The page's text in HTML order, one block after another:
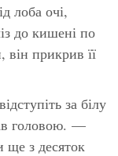
лоба очі,
до кишені по
прикрив її
за білу
головою. —
ще з десяток